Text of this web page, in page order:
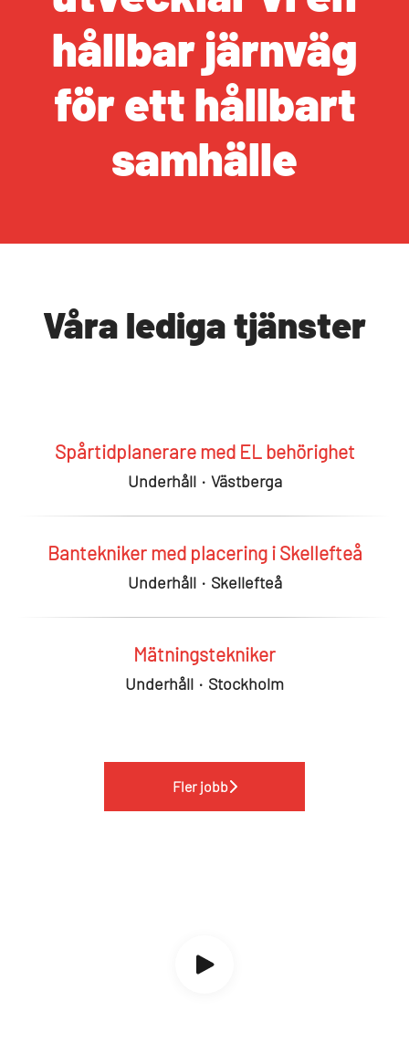
hållbar järnväg
för ett hållbart
samhälle
Våra lediga tjänster
Spårtidplanerare med EL behörighet
Underhåll · Västberga
Bantekniker med placering i Skellefteå
Underhåll · Skellefteå
Mätningstekniker
Underhåll · Stockholm
Fler jobb